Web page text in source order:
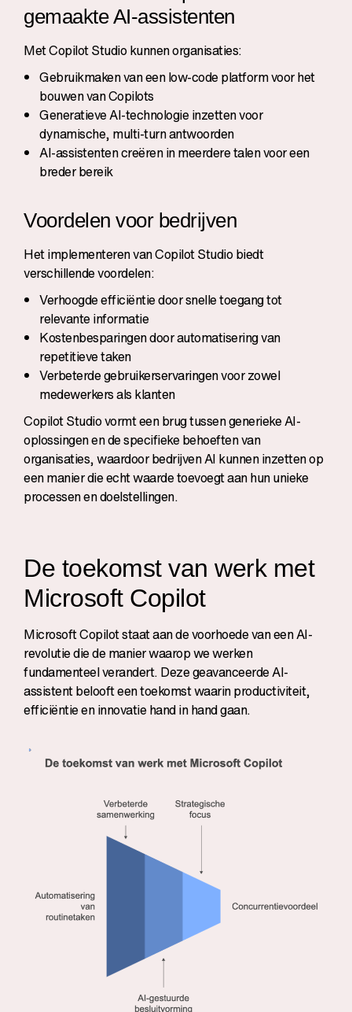
gemaakte AI-assistenten
Met Copilot Studio kunnen organisaties:
Gebruikmaken van een low-code platform voor het
bouwen van Copilots
Generatieve AI-technologie inzetten voor
dynamische, multi-turn antwoorden
AI-assistenten creëren in meerdere talen voor een
breder bereik
Voordelen voor bedrijven
Het implementeren van Copilot Studio biedt
verschillende voordelen:
Verhoogde efficiëntie door snelle toegang tot
relevante informatie
Kostenbesparingen door automatisering van
repetitieve taken
Verbeterde gebruikerservaringen voor zowel
medewerkers als klanten
Copilot Studio vormt een brug tussen generieke AI-
oplossingen en de specifieke behoeften van
organisaties, waardoor bedrijven AI kunnen inzetten op
een manier die echt waarde toevoegt aan hun unieke
processen en doelstellingen.
De toekomst van werk met
Microsoft Copilot
Microsoft Copilot staat aan de voorhoede van een AI-
revolutie die de manier waarop we werken
fundamenteel verandert. Deze geavanceerde AI-
assistent belooft een toekomst waarin productiviteit,
efficiëntie en innovatie hand in hand gaan.